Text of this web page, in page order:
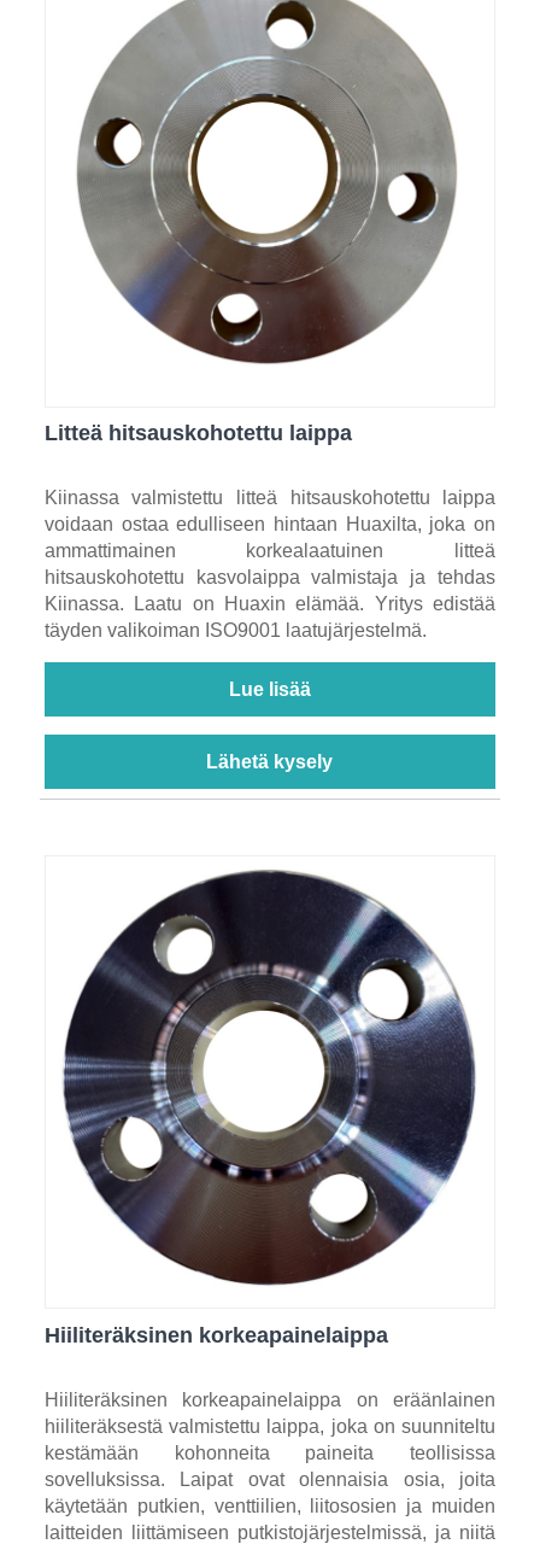
Litteä hitsauskohotettu laippa
Kiinassa valmistettu litteä hitsauskohotettu laippa
voidaan ostaa edulliseen hintaan Huaxilta, joka on
ammattimainen korkealaatuinen litteä
hitsauskohotettu kasvolaippa valmistaja ja tehdas
Kiinassa. Laatu on Huaxin elämää. Yritys edistää
täyden valikoiman ISO9001 laatujärjestelmä.
Lue lisää
Lähetä kysely
Hiiliteräksinen korkeapainelaippa
Hiiliteräksinen korkeapainelaippa on eräänlainen
hiiliteräksestä valmistettu laippa, joka on suunniteltu
kestämään kohonneita paineita teollisissa
sovelluksissa. Laipat ovat olennaisia ​​osia, joita
käytetään putkien, venttiilien, liitososien ja muiden
laitteiden liittämiseen putkistojärjestelmissä, ja niitä